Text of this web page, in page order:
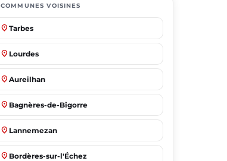
COMMUNES VOISINES
place Tarbes
place Lourdes
place Aureilhan
place Bagnères-de-Bigorre
place Lannemezan
place Bordères-sur-l'Échez